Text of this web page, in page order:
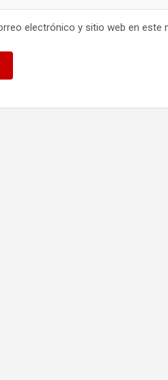
electrónico y sitio web en este